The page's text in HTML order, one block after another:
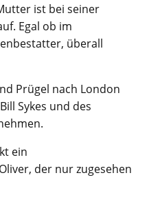
ist bei seiner
Egal ob im
überall
Prügel nach London
Sykes und des
ein
der nur zugesehen